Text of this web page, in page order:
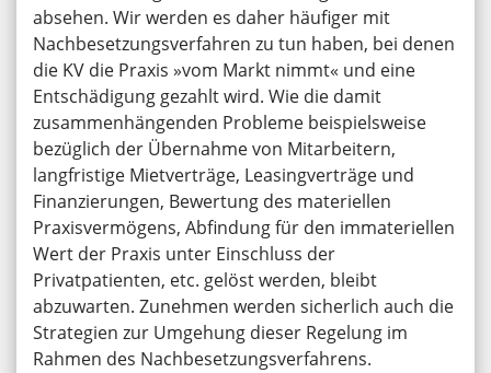
absehen. Wir werden es daher häufiger mit
Nachbesetzungsverfahren zu tun haben, bei denen
die KV die Praxis »vom Markt nimmt« und eine
Entschädigung gezahlt wird. Wie die damit
zusammenhängenden Probleme beispielsweise
bezüglich der Übernahme von Mitarbeitern,
langfristige Mietverträge, Leasingverträge und
Finanzierungen, Bewertung des materiellen
Praxisvermögens, Abfindung für den immateriellen
Wert der Praxis unter Einschluss der
Privatpatienten, etc. gelöst werden, bleibt
abzuwarten. Zunehmen werden sicherlich auch die
Strategien zur Umgehung dieser Regelung im
Rahmen des Nachbesetzungsverfahrens.